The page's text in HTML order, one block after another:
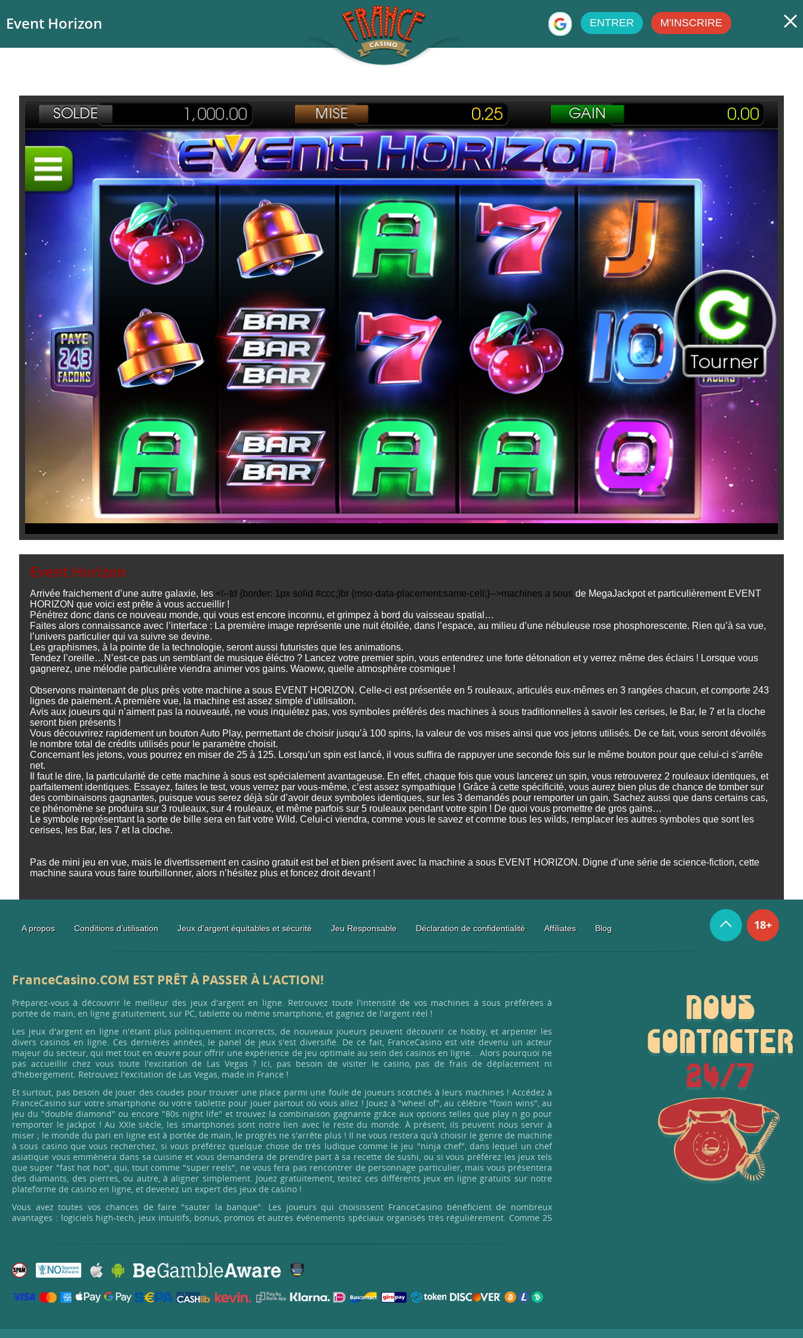
ENTRER M'INSCRIRE
Event Horizon
Event Horizon
Arrivée fraichement d’une autre galaxie, les <!--td {border: 1px solid #ccc;}br {mso-data-placement:same-cell;}-->machines a sous de MegaJackpot et particulièrement EVENT
HORIZON que voici est prête à vous accueillir !
Pénétrez donc dans ce nouveau monde, qui vous est encore inconnu, et grimpez à bord du vaisseau spatial…
Faites alors connaissance avec l’interface : La première image représente une nuit étoilée, dans l’espace, au milieu d’une nébuleuse rose phosphorescente. Rien qu’à sa vue,
l’univers particulier qui va suivre se devine.
Les graphismes, à la pointe de la technologie, seront aussi futuristes que les animations.
Tendez l’oreille…N’est-ce pas un semblant de musique éléctro ? Lancez votre premier spin, vous entendrez une forte détonation et y verrez même des éclairs ! Lorsque vous
gagnerez, une mélodie particulière viendra animer vos gains. Waoww, quelle atmosphère cosmique !
Observons maintenant de plus près votre machine a sous EVENT HORIZON. Celle-ci est présentée en 5 rouleaux, articulés eux-mêmes en 3 rangées chacun, et comporte 243
lignes de paiement. A première vue, la machine est assez simple d’utilisation.
Avis aux joueurs qui n’aiment pas la nouveauté, ne vous inquiétez pas, vos symboles préférés des machines à sous traditionnelles à savoir les cerises, le Bar, le 7 et la cloche
seront bien présents !
Vous découvrirez rapidement un bouton Auto Play, permettant de choisir jusqu’à 100 spins, la valeur de vos mises ainsi que vos jetons utilisés. De ce fait, vous seront dévoilés
le nombre total de crédits utilisés pour le paramètre choisit.
Concernant les jetons, vous pourrez en miser de 25 à 125. Lorsqu’un spin est lancé, il vous suffira de rappuyer une seconde fois sur le même bouton pour que celui-ci s’arrête
net.
Il faut le dire, la particularité de cette machine à sous est spécialement avantageuse. En effet, chaque fois que vous lancerez un spin, vous retrouverez 2 rouleaux identiques, et
parfaitement identiques. Essayez, faites le test, vous verrez par vous-même, c’est assez sympathique ! Grâce à cette spécificité, vous aurez bien plus de chance de tomber sur
des combinaisons gagnantes, puisque vous serez déjà sûr d’avoir deux symboles identiques, sur les 3 demandés pour remporter un gain. Sachez aussi que dans certains cas,
ce phénomène se produira sur 3 rouleaux, sur 4 rouleaux, et même parfois sur 5 rouleaux pendant votre spin ! De quoi vous promettre de gros gains…
Le symbole représentant la sorte de bille sera en fait votre Wild. Celui-ci viendra, comme vous le savez et comme tous les wilds, remplacer les autres symboles que sont les
cerises, les Bar, les 7 et la cloche.
Pas de mini jeu en vue, mais le divertissement en casino gratuit est bel et bien présent avec la machine a sous EVENT HORIZON. Digne d’une série de science-fiction, cette
machine saura vous faire tourbillonner, alors n’hésitez plus et foncez droit devant !
A propos Conditions d’utilisation Jeux d'argent équitables et sécurité Jeu Responsable Déclaration de confidentialité Affiliates Blog 18+
FranceCasino.COM EST PRÊT À PASSER À L’ACTION!
Préparez-vous à découvrir le meilleur des jeux d'argent en ligne. Retrouvez toute l'intensité de vos machines à sous préférées à
portée de main, en ligne gratuitement, sur PC, tablette ou même smartphone, et gagnez de l'argent réel !
Les jeux d'argent en ligne n'étant plus politiquement incorrects, de nouveaux joueurs peuvent découvrir ce hobby, et arpenter les
divers casinos en ligne. Ces dernières années, le panel de jeux s'est diversifié. De ce fait, FranceCasino est vite devenu un acteur
majeur du secteur, qui met tout en œuvre pour offrir une expérience de jeu optimale au sein des casinos en ligne... Alors pourquoi ne
pas accueillir chez vous toute l'excitation de Las Vegas ? Ici, pas besoin de visiter le casino, pas de frais de déplacement ni
d'hébergement. Retrouvez l'excitation de Las Vegas, made in France !
Et surtout, pas besoin de jouer des coudes pour trouver une place parmi une foule de joueurs scotchés à leurs machines ! Accédez à
FranceCasino sur votre smartphone ou votre tablette pour jouer partout où vous allez ! Jouez à "wheel of", au célèbre "foxin wins", au
jeu du "double diamond" ou encore "80s night life" et trouvez la combinaison gagnante grâce aux options telles que play n go pour
remporter le jackpot ! Au XXIe siècle, les smartphones sont notre lien avec le reste du monde. À présent, ils peuvent nous servir à
miser ; le monde du pari en ligne est à portée de main, le progrès ne s'arrête plus ! Il ne vous restera qu'à choisir le genre de machine
à sous casino que vous recherchez, si vous préférez quelque chose de très ludique comme le jeu "ninja chef", dans lequel un chef
asiatique vous emmènera dans sa cuisine et vous demandera de prendre part à sa recette de sushi, ou si vous préférez les jeux tels
que super "fast hot hot", qui, tout comme "super reels", ne vous fera pas rencontrer de personnage particulier, mais vous présentera
des diamants, des pierres, ou autre, à aligner simplement. Jouez gratuitement, testez ces différents jeux en ligne gratuits sur notre
plateforme de casino en ligne, et devenez un expert des jeux de casino !
Vous avez toutes vos chances de faire "sauter la banque". Les joueurs qui choisissent FranceCasino bénéficient de nombreux
avantages : logiciels high-tech, jeux intuitifs, bonus, promos et autres événements spéciaux organisés très régulièrement. Comme 25
penchant pour le jeu "mona lisa jewels" : si vous ne craignez pas de provoquer la chance, sachez que ce jeu a beaucoup à donner, et
ses bonus sont particulièrement attirants !
Casino traditionnel, machines à sous, vous n'avez que l'embarras du choix. FranceCasino propose des centaines de machines à sous
captivantes et de jeux de poker vidéo façon Vegas, comme "nacho libre", l'indispensable "the wild", "ali baba wishes" pour les rêveurs,
NOUS
CONTACTER
24/7
SUIVANT